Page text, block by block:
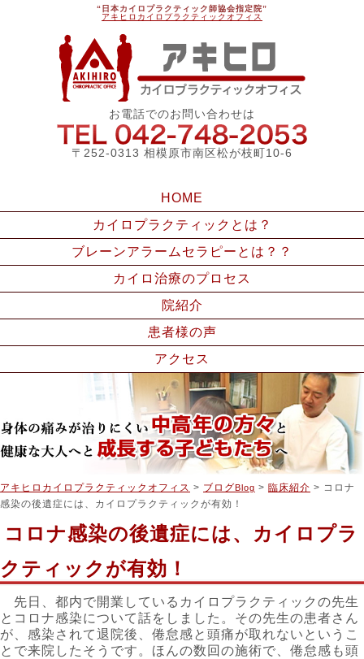
“日本カイロプラクティック師協会指定院”
アキヒロカイロプラクティックオフィス
お電話でのお問い合わせは
〒252-0313 相模原市南区松が枝町10-6
HOME
カイロプラクティックとは？
ブレーンアラームセラピーとは？？
カイロ治療のプロセス
院紹介
患者様の声
アクセス
アキヒロカイロプラクティックオフィス > ブログ Blog > 臨床紹介 > コロナ
感染の後遺症には、カイロプラクティックが有効！
コロナ感染の後遺症には、カイロプラ
クティックが有効！
先日、都内で開業しているカイロプラクティックの先生
とコロナ感染について話をしました。その先生の患者さん
が、感染されて退院後、倦怠感と頭痛が取れないというこ
とで来院したそうです。ほんの数回の施術で、倦怠感も頭